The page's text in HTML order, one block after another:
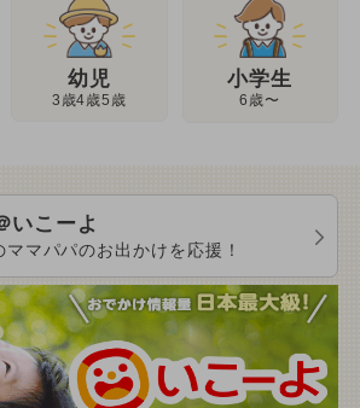
幼児
3歳4歳5歳
小学生
6歳〜
こーよ
マパパのお出かけを応援！